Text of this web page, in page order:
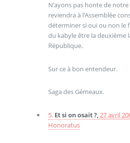
N’ayons pas honte de
reviendra à l’Assemblée
déterminer si oui ou non le
du kabyle être la deuxième
République.
Sur ce à bon entendeur.
Saga des Gémeaux.
5. Et si on osait ?,27 avril
Honoratus